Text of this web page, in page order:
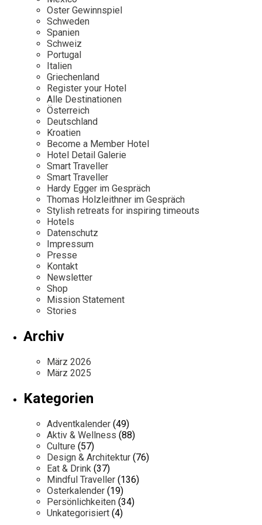
Mexico
Niederlande
Österreich
Portugal
Schweden
Spanien
Schweiz
Persönlichkeiten
Our Story
Career
Kontakt
Impressum
Oster Gewinnspiel
Schweden
Spanien
Schweiz
Portugal
Italien
Griechenland
Register your Hotel
Alle Destinationen
Österreich
Deutschland
Kroatien
Become a Member Hotel
Hotel Detail Galerie
Smart Traveller
Smart Traveller
Hardy Egger im Gespräch
Thomas Holzleithner im Gespräch
Stylish retreats for inspiring timeouts
Hotels
Datenschutz
Impressum
Presse
Kontakt
Newsletter
Shop
Mission Statement
Stories
Archiv
März 2026
März 2025
Kategorien
Adventkalender (49)
Aktiv & Wellness (88)
Culture (57)
Design & Architektur (76)
Eat & Drink (37)
Mindful Traveller (136)
Osterkalender (19)
Persönlichkeiten (34)
Unkategorisiert (4)